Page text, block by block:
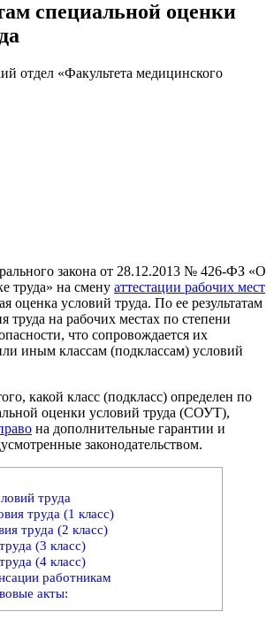
специальной оценки
отдел «Факультета медицинского
закона от 28.12.2013 № 426-ФЗ «О
труда» на смену аттестации рабочих мест
оценка условий труда. По ее результатам
труда на рабочих местах по степени
что сопровождается их
иным классам (подклассам) условий
какой класс (подкласс) определен по
оценки условий труда (СОУТ),
на дополнительные гарантии и
законодательством.
труда
труда (1 класс)
труда (2 класс)
(3 класс)
(4 класс)
работникам
акты: